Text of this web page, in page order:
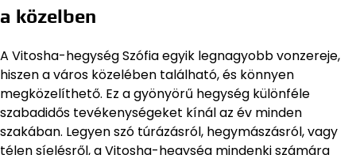
a közelben
A Vitosha-hegység Szófia egyik legnagyobb vonzereje,
hiszen a város közelében található, és könnyen
megközelíthető. Ez a gyönyörű hegység különféle
szabadidős tevékenységeket kínál az év minden
szakában. Legyen szó túrázásról, hegymászásról, vagy
télen síelésről, a Vitosha-hegység mindenki számára